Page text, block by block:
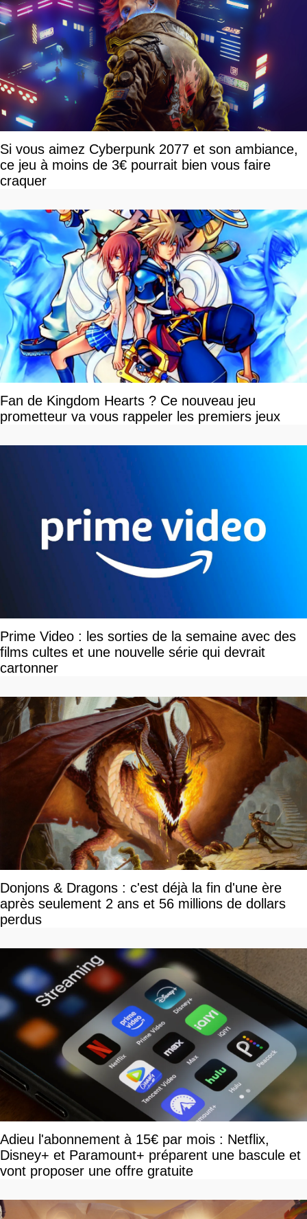
Si vous aimez Cyberpunk 2077 et son ambiance,
ce jeu à moins de 3€ pourrait bien vous faire
craquer
Fan de Kingdom Hearts ? Ce nouveau jeu
prometteur va vous rappeler les premiers jeux
Prime Video : les sorties de la semaine avec des
films cultes et une nouvelle série qui devrait
cartonner
Donjons & Dragons : c'est déjà la fin d'une ère
après seulement 2 ans et 56 millions de dollars
perdus
Adieu l'abonnement à 15€ par mois : Netflix,
Disney+ et Paramount+ préparent une bascule et
vont proposer une offre gratuite